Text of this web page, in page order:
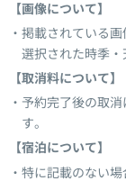
【画像について】
掲載されている
選択された時季・
【取消料について】
予約完了後の取
す。
【宿泊について】
特に記載のない場